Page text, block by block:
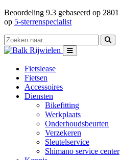
Beoordeling 9.3 gebaseerd op 2801
op 5-sterrenspecialist
Fietslease
Fietsen
Accessoires
Diensten
Bikefitting
Werkplaats
Onderhoudsbeurten
Verzekeren
Sleutelservice
Shimano service center